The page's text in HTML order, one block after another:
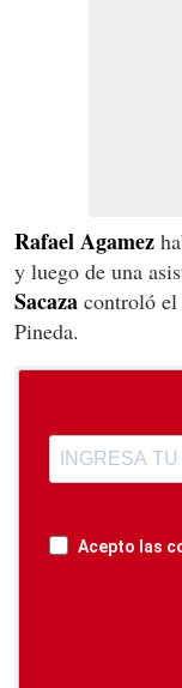
Rafael Agamez
y luego de una
Sacaza controló el
Pineda.
Acepto las